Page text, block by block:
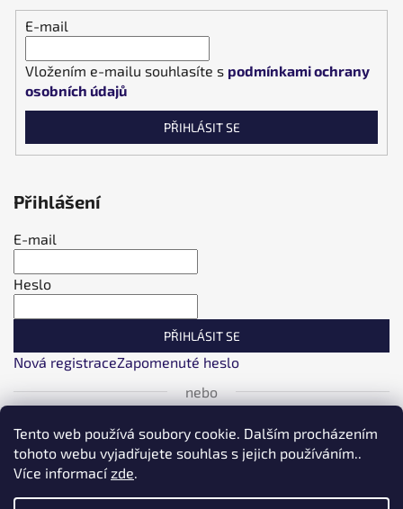
Tento web používá soubory cookie. Dalším procházením
tohoto webu vyjadřujete souhlas s jejich používáním..
Více informacízde.
E-mail
Vložením e-mailu souhlasíte s podmínkami ochrany
osobních údajů
PŘIHLÁSIT SE
Přihlášení
E-mail
Heslo
PŘIHLÁSIT SE
Nová registraceZapomenuté heslo
nebo
Přihlásit se přes Facebook